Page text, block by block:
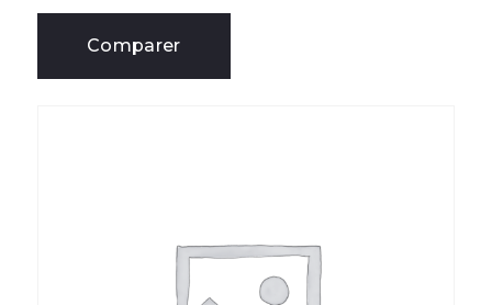
Comparer